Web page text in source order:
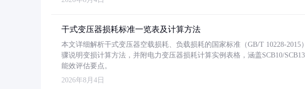
干式变压器损耗标准一览表及计算方法
本文详细解析干式变压器空载损耗、负载损耗的国家标准（GB/T 10228-
骤说明变损计算方法，并附电力变压器损耗计算实例表格，涵盖SCB10/
能效评估要点。
2026年8月4日